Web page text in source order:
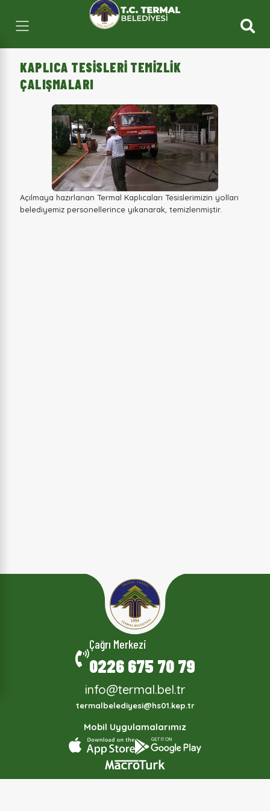
KAPLICA TESİSLERİ TEMİZLİK
ÇALIŞMALARI
Açılmaya hazırlanan Termal Kaplıcaları Tesislerimizin yolları
belediyemiz personellerince yıkanarak, temizlenmiştir.
Çağrı Merkezi
0226 675 70 79
info@termal.bel.tr
termalbelediyesi@hs01.kep.tr
Mobil Uygulamalarımız